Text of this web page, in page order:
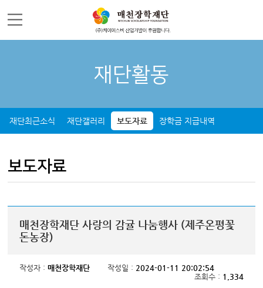
재단활동
재단최근소식 재단갤러리 보도자료 장학금 지급내역
보도자료
매천장학재단 사랑의 감귤 나눔행사 (제주온평꽃
돈농장)
작성자 :매천장학재단 작성일 : 2024-01-11 20:02:54
조회수 : 1,334